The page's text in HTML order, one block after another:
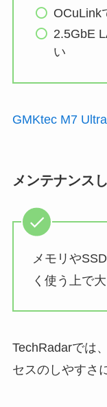
OCuLink
2.5GbE
い
GMKtec M7
メンテナンス
メモリや
く使う上で大
TechRadarでは
セスのしやすさ